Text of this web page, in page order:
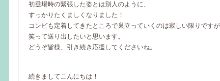
初登場時の緊張した姿とは別人のように、
すっかりたくましくなりました！
コンビも定着してきたところで巣立っていくのは寂しい限りです
笑って送り出したいと思います。
どうぞ皆様、引き続き応援してくださいね。
続きましてこんにちは！